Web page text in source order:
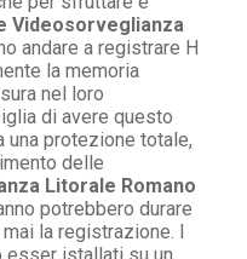
Videosorveglianza
andare a registrare H
la memoria
nel loro
di avere questo
una protezione totale,
delle
Litorale Romano
potrebbero durare
la registrazione. I
esser istallati su un